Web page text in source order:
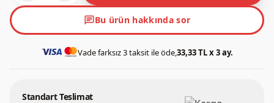
chatBu ürün hakkında sor
Vade farksız 3 taksit ile öde,33,33 TL x 3 ay.
Standart Teslimat